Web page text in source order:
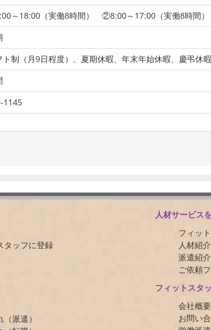
～18:00（実働8時間） ②8:00～17:00（実働8時間
ト制（月9日程度）、夏期休暇、年末年始休暇、慶弔
1145
タッフに登録
派遣）
人材サービス
フィッ
人材紹
派遣紹
ご依頼
フィットスタ
会社概要
お問い